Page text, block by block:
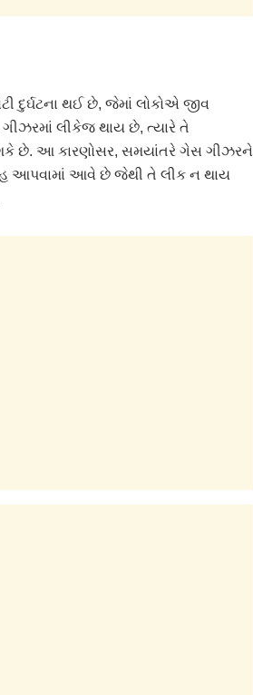
દુર્ઘટના થઈ છે, જેમાં લોકોએ જીવ
લીકેજ થાય છે, ત્યારે તે
છે. આ કારણોસર, સમયાંતરે ગેસ ગીઝરને
આપવામાં આવે છે જેથી તે લીક ન થાય